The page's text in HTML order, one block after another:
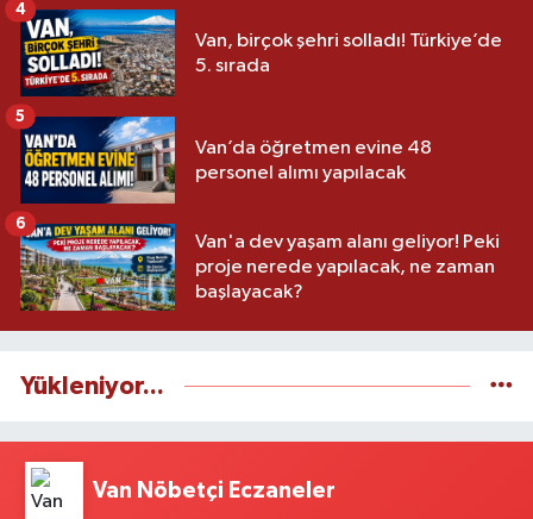
Van, birçok şehri solladı! Türkiye’de
5. sırada
4
Van’da öğretmen evine 48
personel alımı yapılacak
5
Van'a dev yaşam alanı geliyor! Peki
proje nerede yapılacak, ne zaman
başlayacak?
6
Yükleniyor...
Van Nöbetçi Eczaneler